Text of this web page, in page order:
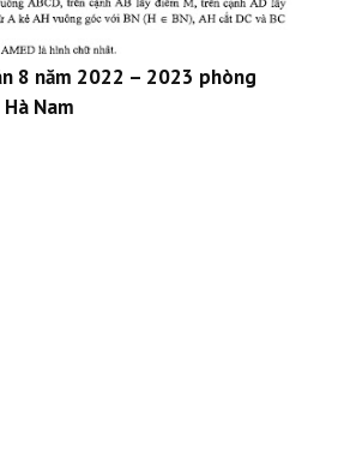
8 năm 2022 – 2023 phòng
Nam